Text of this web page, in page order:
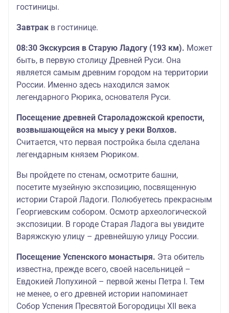
гостиницы.
Завтрак в гостинице.
08:30 Экскурсия в Старую Ладогу (193 км). Может
быть, в первую столицу Древней Руси. Она
является самым древним городом на территории
России. Именно здесь находился замок
легендарного Рюрика, основателя Руси.
Посещение древней Староладожской крепости,
возвышающейся на мысу у реки Волхов.
Считается, что первая постройка была сделана
легендарным князем Рюриком.
Вы пройдете по стенам, осмотрите башни,
посетите музейную экспозицию, посвященную
истории Старой Ладоги. Полюбуетесь прекрасным
Георгиевским собором. Осмотр археологической
экспозиции. В городе Старая Ладога вы увидите
Варяжскую улицу – древнейшую улицу России.
Посещение Успенского монастыря. Эта обитель
известна, прежде всего, своей насельницей –
Евдокией Лопухиной – первой жены Петра I. Тем
не менее, о его древней истории напоминает
Собор Успения Пресвятой Богородицы XII века